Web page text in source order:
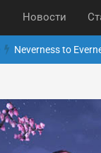
Новости
Neverness to